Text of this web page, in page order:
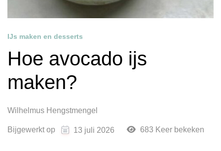
IJs maken en desserts
Hoe avocado ijs
maken?
Wilhelmus Hengstmengel
Bijgewerkt op 13 juli 2026 683 Keer bekeken